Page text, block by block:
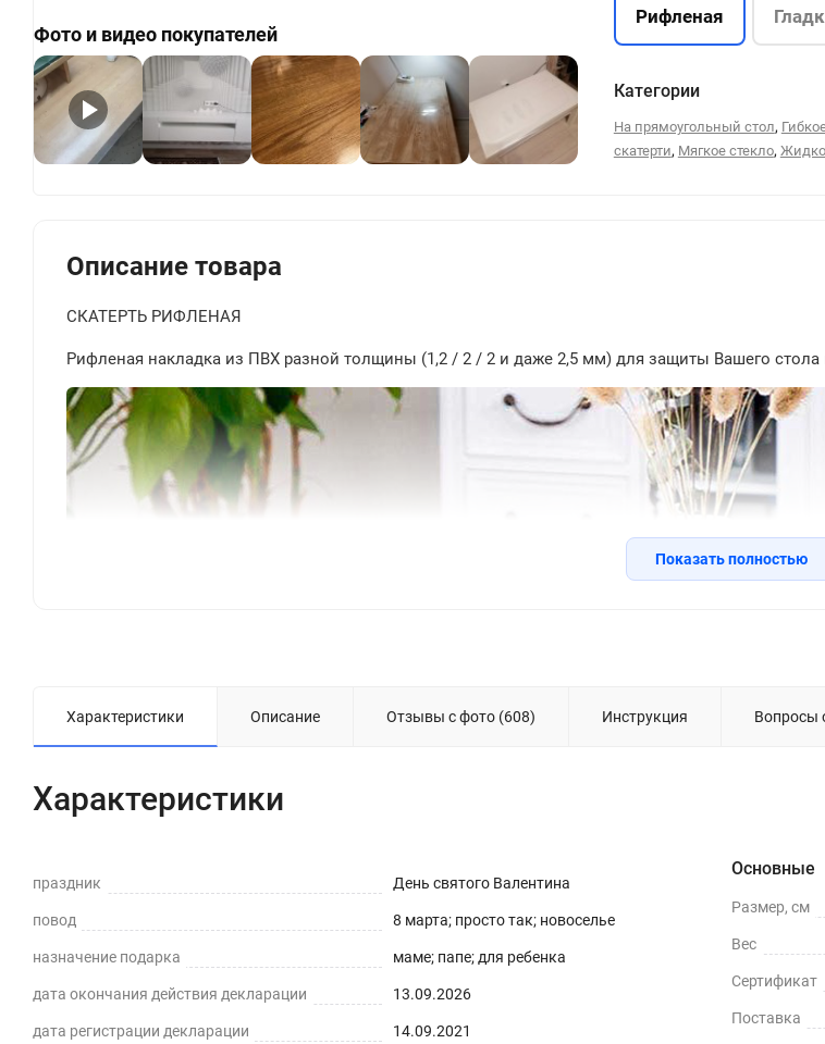
Фото и видео покупателей
Рифленая
Категории
На прямоугольный стол,
скатерти, Мягкое стекло,
Описание товара
СКАТЕРТЬ РИФЛЕНАЯ
Рифленая накладка из ПВХ разной толщины (1,2 / 2 / 2 и даже 2,5 мм) для защиты Вашего стола
Показать полностью
Характеристики Описание Отзывы с фото (608) Инструкция Вопросы
Характеристики
праздник День святого Валентина
повод 8 марта; просто так; новоселье
назначение подарка маме; папе; для ребенка
дата окончания действия декларации 13.09.2026
дата регистрации декларации 14.09.2021
Основные
Размер, см
Вес
Сертификат
Поставка